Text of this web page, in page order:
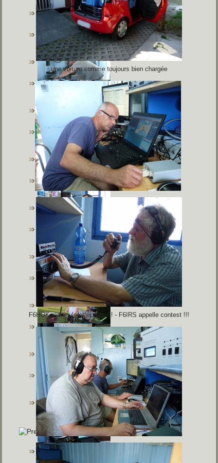
une voiture comme toujours bien chargée
F6HOK manipule et écoute !!! - F6IRS appelle contest !!!